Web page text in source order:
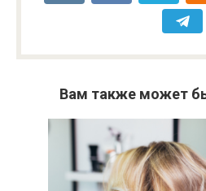
Вам также может